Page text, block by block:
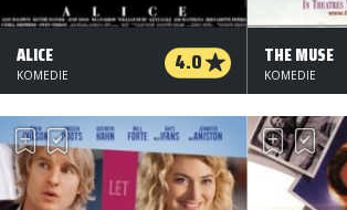
ALICE 4.0
KOMEDIE
THE MUSE
KOMEDIE